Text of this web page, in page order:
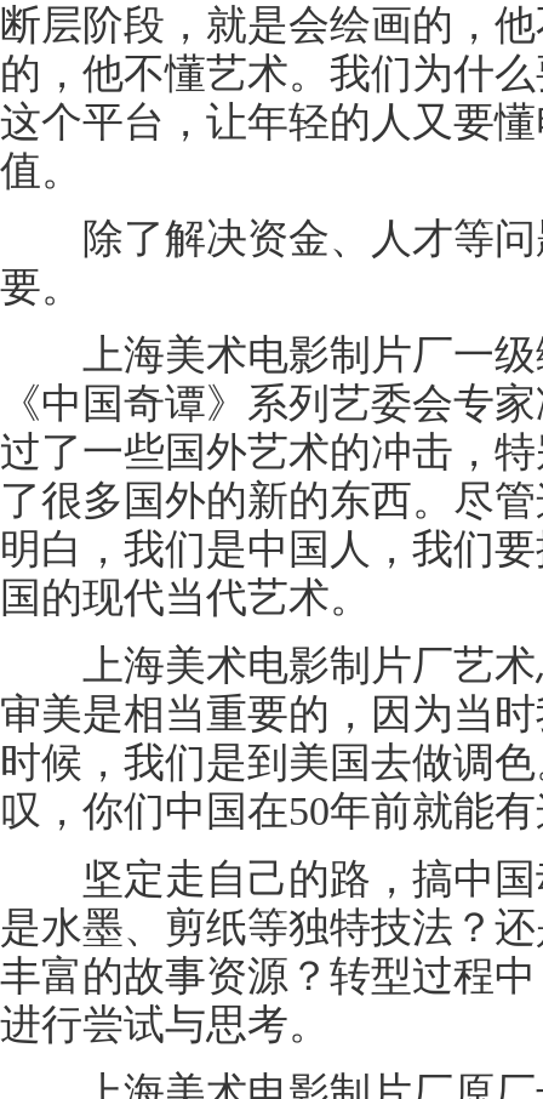
断层阶段，就是会绘画的，
的，他不懂艺术。我们为什
这个平台，让年轻的人又要
值。
除了解决资金、人才等问
要。
上海美术电影制片厂一级
《中国奇谭》系列艺委会专
过了一些国外艺术的冲击，
了很多国外的新的东西。尽
明白，我们是中国人，我们
国的现代当代艺术。
上海美术电影制片厂艺术
审美是相当重要的，因为当
时候，我们是到美国去做调
叹，你们中国在50年前就能
坚定走自己的路，搞中国
是水墨、剪纸等独特技法？
丰富的故事资源？转型过程
进行尝试与思考。